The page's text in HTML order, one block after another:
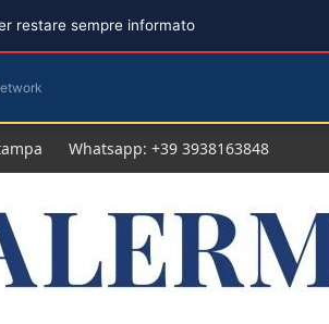
Whatsapp: +39 3938163848
restare sempre informato